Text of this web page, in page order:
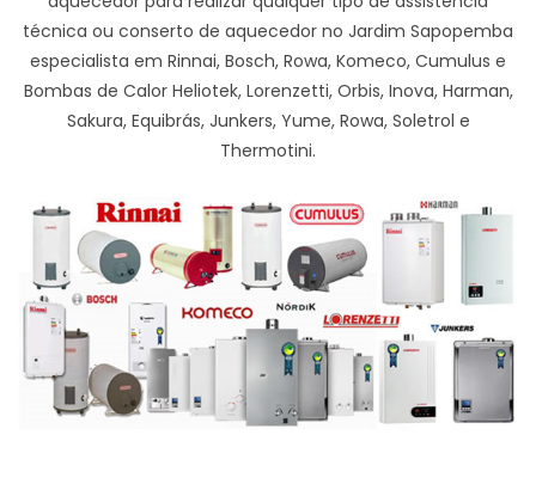
técnica ou conserto de aquecedor no Jardim Sapopemba
especialista em Rinnai, Bosch, Rowa, Komeco, Cumulus e
Bombas de Calor Heliotek, Lorenzetti, Orbis, Inova, Harman,
Sakura, Equibrás, Junkers, Yume, Rowa, Soletrol e
Thermotini.